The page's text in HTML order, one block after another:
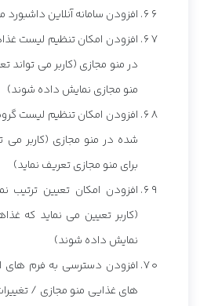
افزودن سامانه آنلاین
افزودن امکان تنظیم لیست
در منو مجازی (کاربر می تواند
منو مجازی نمایش داده شوند)
افزودن امکان تنظیم لیست
شده در منو مجازی (کاربر می
برای منو مجازی تعریف نماید)
افزودن امکان تعیین ترتیب
(کاربر تعیین می نماید که
نمایش داده شوند)
افزودن دسترسی به فرم های
های غذایی منو مجازی /